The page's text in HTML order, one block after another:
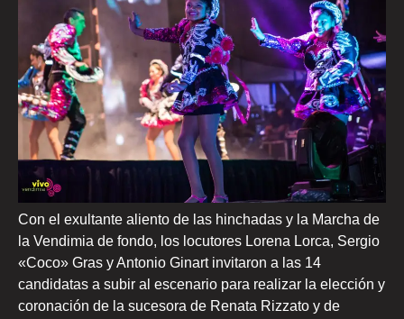
Con el exultante aliento de las hinchadas y la Marcha de
la Vendimia de fondo, los locutores Lorena Lorca, Sergio
«Coco» Gras y Antonio Ginart invitaron a las 14
candidatas a subir al escenario para realizar la elección y
coronación de la sucesora de Renata Rizzato y de